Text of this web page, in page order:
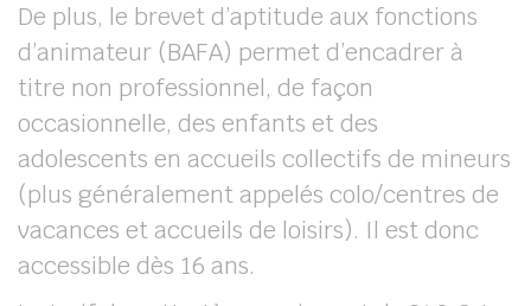
De plus, le brevet d’aptitude aux fonctions
d’animateur (BAFA) permet d’encadrer à
titre non professionnel, de façon
occasionnelle, des enfants et des
adolescents en accueils collectifs de mineurs
(plus généralement appelés colo/centres de
vacances et accueils de loisirs). Il est donc
accessible dès 16 ans.